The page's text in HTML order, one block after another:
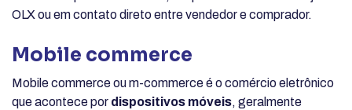
OLX ou em contato direto entre vendedor e comprador.
Mobile commerce
Mobile commerce ou m-commerce é o comércio eletrônico
que acontece por dispositivos móveis, geralmente